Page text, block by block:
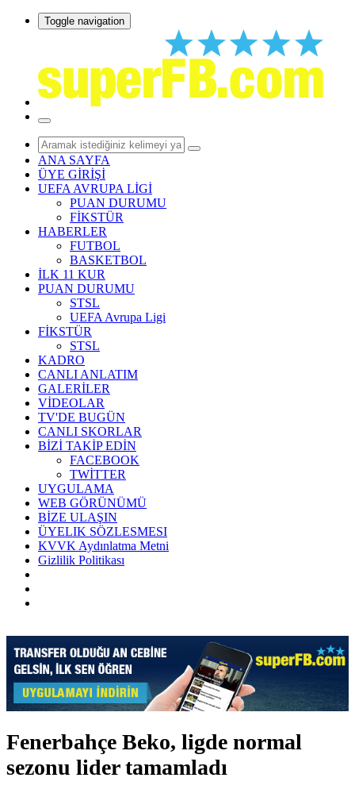
Toggle navigation
ANA SAYFA
ÜYE GİRİŞİ
UEFA AVRUPA LİGİ
PUAN DURUMU
FİKSTÜR
HABERLER
FUTBOL
BASKETBOL
İLK 11 KUR
PUAN DURUMU
STSL
UEFA Avrupa Ligi
FİKSTÜR
STSL
KADRO
CANLI ANLATIM
GALERİLER
VİDEOLAR
TV'DE BUGÜN
CANLI SKORLAR
BİZİ TAKİP EDİN
FACEBOOK
TWİTTER
UYGULAMA
WEB GÖRÜNÜMÜ
BİZE ULAŞIN
ÜYELIK SÖZLESMESI
KVVK Aydınlatma Metni
Gizlilik Politikası
Fenerbahçe Beko, ligde normal
sezonu lider tamamladı